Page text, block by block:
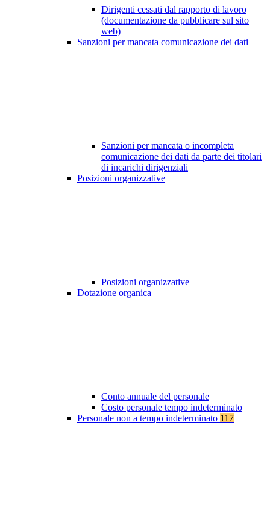
Dirigenti cessati dal rapporto di lavoro
(documentazione da pubblicare sul sito
web)
Sanzioni per mancata comunicazione dei dati
Sanzioni per mancata o incompleta
comunicazione dei dati da parte dei titolari
di incarichi dirigenziali
Posizioni organizzative
Posizioni organizzative
Dotazione organica
Conto annuale del personale
Costo personale tempo indeterminato
Personale non a tempo indeterminato 117